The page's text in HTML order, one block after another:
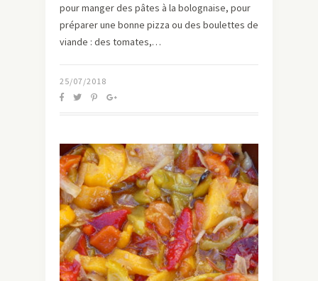
pour manger des pâtes à la bolognaise, pour
préparer une bonne pizza ou des boulettes de
viande : des tomates,…
25/07/2018